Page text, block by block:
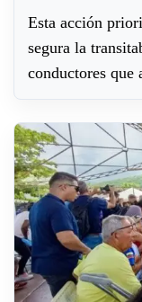
​Esta acción
segura la
conductores que